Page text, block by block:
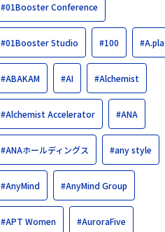
#01Booster Conference
#01Booster Studio #100 #A.pla
#ABAKAM #AI #Alchemist
#Alchemist Accelerator #ANA
#ANAホールディングス #any style
#AnyMind #AnyMind Group
#APT Women #AuroraFive